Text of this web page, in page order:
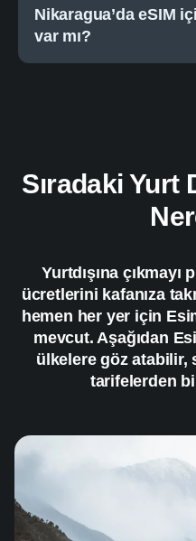
Nikaragua’da eSIM
var mı?
Sıradaki Yurt
Yurtdışına çıkmayı
ücretlerini kafanıza
hemen her yer için
mevcut. Aşağıdan
ülkelere göz atabilir,
tarifelerden